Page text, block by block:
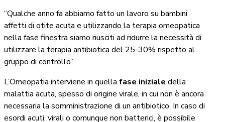
“Qualche anno fa abbiamo fatto un lavoro su bambini
affetti di otite acuta e utilizzando la terapia omeopatica
nella fase finestra siamo riusciti ad ridurre la necessità di
utilizzare la terapia antibiotica del 25-30% rispetto al
gruppo di controllo”
L’Omeopatia interviene in quella fase iniziale della
malattia acuta, spesso di origine virale, in cui non è ancora
necessaria la somministrazione di un antibiotico. In caso di
esordi acuti, virali o comunque non batterici, è possibile